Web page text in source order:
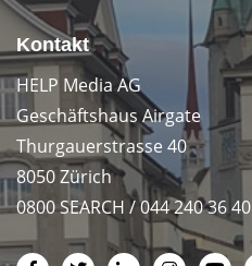
Kontakt
HELP Media AG
Geschäftshaus Airgate
Thurgauerstrasse 40
8050 Zürich
0800 SEARCH / 044 240 36 40